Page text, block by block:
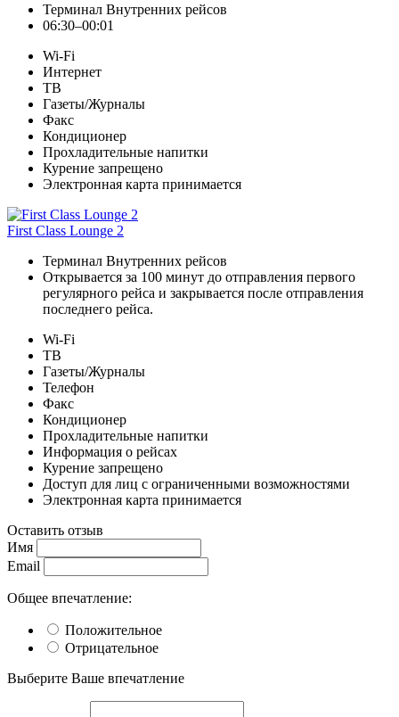
Терминал Внутренних рейсов
06:30–00:01
Wi-Fi
Интернет
ТВ
Газеты/Журналы
Факс
Кондиционер
Прохладительные напитки
Курение запрещено
Электронная карта принимается
First Class Lounge 2
Терминал Внутренних рейсов
Открывается за 100 минут до отправления первого
регулярного рейса и закрывается после отправления
последнего рейса.
Wi-Fi
ТВ
Газеты/Журналы
Телефон
Факс
Кондиционер
Прохладительные напитки
Информация о рейсах
Курение запрещено
Доступ для лиц с ограниченными возможностями
Электронная карта принимается
Оставить отзыв
Имя
Email
Общее впечатление:
Положительное
Отрицательное
Выберите Ваше впечатление